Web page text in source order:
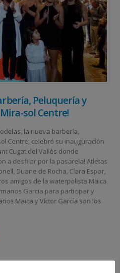
Peluquería y
sol Centre!
la nueva barbería,
Centre, celebró su inauguración
Cugat del Vallès donde
a desfilar por la pasarela! Atletas
Duane de Rocha, Clara Espar,
amigos de la waterpolista Maica
Garcia para participar y
Maica y Víctor García son los